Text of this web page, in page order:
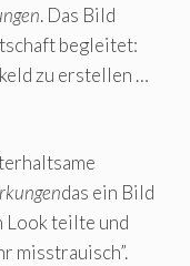
. Das Bild
begleitet:
zu erstellen …
das ein Bild
Look teilte und
misstrauisch”.